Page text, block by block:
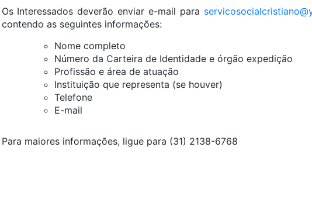
Os Interessados deverão enviar e-mail para
contendo as seguintes informações:
Nome completo
Número da Carteira de Identidade e órgão expedição
Profissão e área de atuação
Instituição que representa (se houver)
Telefone
E-mail
Para maiores informações, ligue para (31) 2138-6768